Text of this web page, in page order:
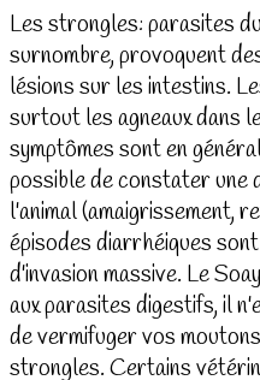
Les strongles: parasites
surnombre, provoquent
lésions sur les intestins.
surtout les agneaux dans
symptômes sont en
possible de constater une
l'animal (amaigrissement,
épisodes diarrhéiques
d'invasion massive. Le
aux parasites digestifs, il
de vermifuger vos
strongles. Certains